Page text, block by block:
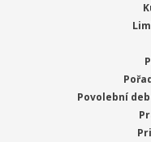
Povolební